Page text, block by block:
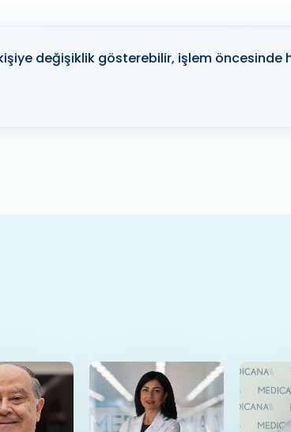
değişiklik gösterebilir, işlem öncesinde